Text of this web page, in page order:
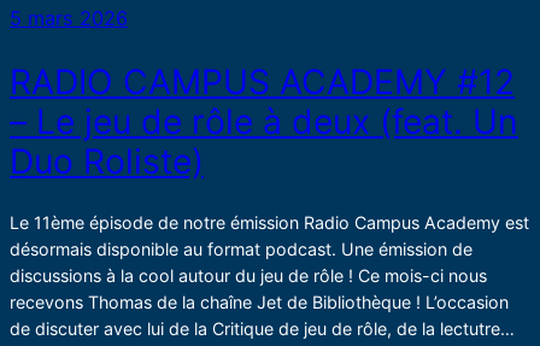
5 mars 2026
RADIO CAMPUS ACADEMY #12
– Le jeu de rôle à deux (feat. Un
Duo Roliste)
Le 11ème épisode de notre émission Radio Campus Academy est
désormais disponible au format podcast. Une émission de
discussions à la cool autour du jeu de rôle ! Ce mois-ci nous
recevons Thomas de la chaîne Jet de Bibliothèque ! L’occasion
de discuter avec lui de la Critique de jeu de rôle, de la lectutre…